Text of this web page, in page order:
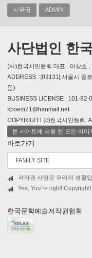
사무국 ADMIN
사단법인 한
(사)한국시인협회 대표 : 이상호
ADDRESS : [03131] 서울시 종
동)
BUSINESS LICENSE : 101-82-
kpoem21@hanmail.net
COPYRIGHT (c)한국시인협회,
본 사이트에 사용 된 모든 이
바로가기
저작권 사랑은 우리의 생활
Yes, You’re right! Copyright!
한국문학예술저작권협회